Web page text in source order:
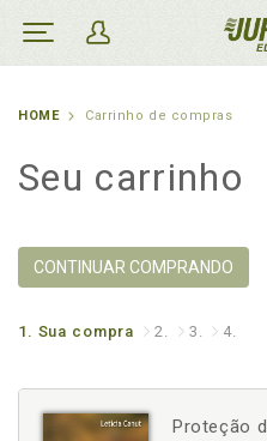
HOME Carrinho de compras
Seu carrinho
CONTINUAR COMPRANDO
1. Sua compra 2. 3. 4.
Proteção